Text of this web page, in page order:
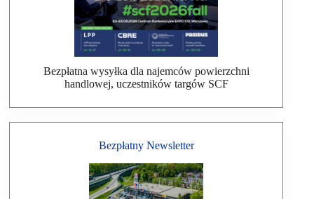
Bezpłatna wysyłka dla najemców powierzchni
handlowej, uczestników targów SCF
Bezpłatny Newsletter